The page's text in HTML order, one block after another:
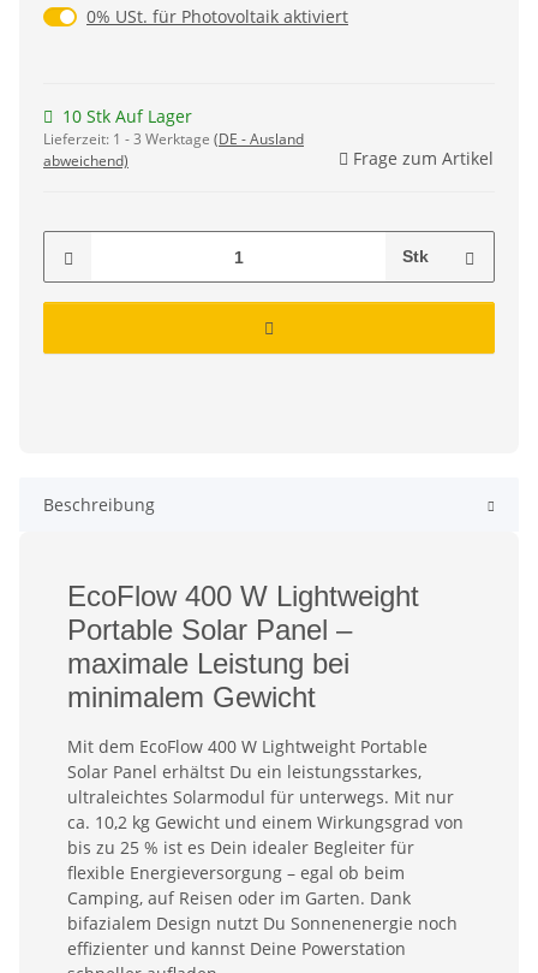
0% USt. für Photovoltaik (§ 12 Abs. 3 UStG)
0% USt. für Photovoltaik aktiviert
10 Stk Auf Lager
Lieferzeit: 1 - 3 Werktage (DE - Ausland
abweichend)
Frage zum Artikel
Stk
Beschreibung
EcoFlow 400 W Lightweight
Portable Solar Panel –
maximale Leistung bei
minimalem Gewicht
Mit dem EcoFlow 400 W Lightweight Portable
Solar Panel erhältst Du ein leistungsstarkes,
ultraleichtes Solarmodul für unterwegs. Mit nur
ca. 10,2 kg Gewicht und einem Wirkungsgrad von
bis zu 25 % ist es Dein idealer Begleiter für
flexible Energieversorgung – egal ob beim
Camping, auf Reisen oder im Garten. Dank
bifazialem Design nutzt Du Sonnenenergie noch
effizienter und kannst Deine Powerstation